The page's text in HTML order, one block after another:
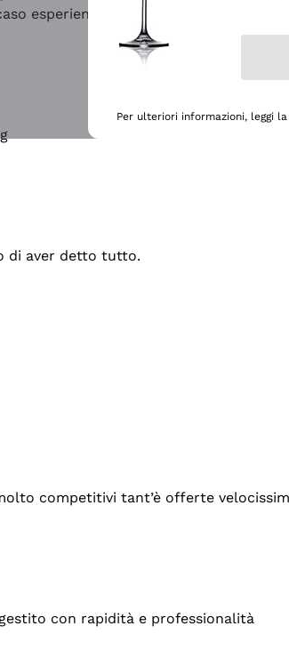
esperienza buona e lo consiglio! 👍
di aver detto tutto.
competitivi tant’è offerte
con rapidità e professionalità
Per ulteriori informazioni, leggi